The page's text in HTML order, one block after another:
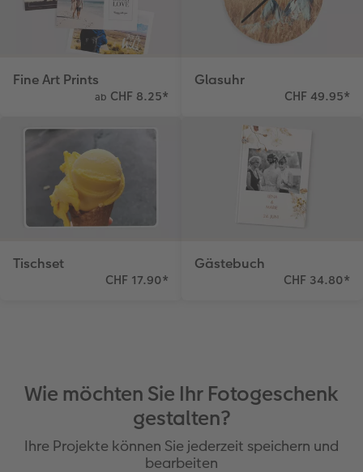
Fine Art Prints
ab CHF 8.25*
Glasuhr
CHF 49.95*
Tischset
CHF 17.90*
Gästebuch
CHF 34.80*
Wie möchten Sie Ihr Fotogeschenk
gestalten?
Ihre Projekte können Sie jederzeit speichern und
bearbeiten